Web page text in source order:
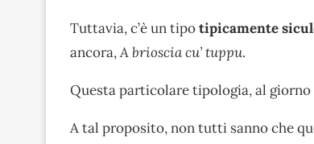
Tuttavia, c’è un tipotipicamente
ancora,A brioscia cu’ tuppu.
Questa particolare tipologia, al giorno
A tal proposito, non tutti sanno che